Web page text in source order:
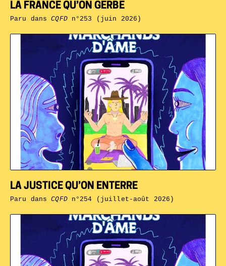
LA JUSTICE QU’ON ENTERRE
Paru dansCQFDn°254 (juillet-août 2026)
LA FRANCE QU’ON GERBE
Paru dansCQFDn°253 (juin 2026)